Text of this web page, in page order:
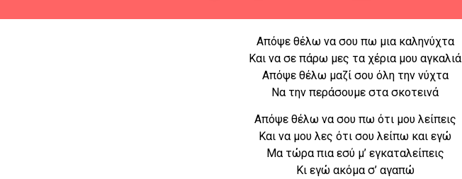
Απόψε θέλω να σου πω μια καληνύχτα
Και να σε πάρω μες τα χέρια μου αγκαλιά
Απόψε θέλω μαζί σου όλη την νύχτα
Να την περάσουμε στα σκοτεινά
Απόψε θέλω να σου πω ότι μου λείπεις
Και να μου λες ότι σου λείπω και εγώ
Μα τώρα πια εσύ μ’ εγκαταλείπεις
Κι εγώ ακόμα σ’ αγαπώ